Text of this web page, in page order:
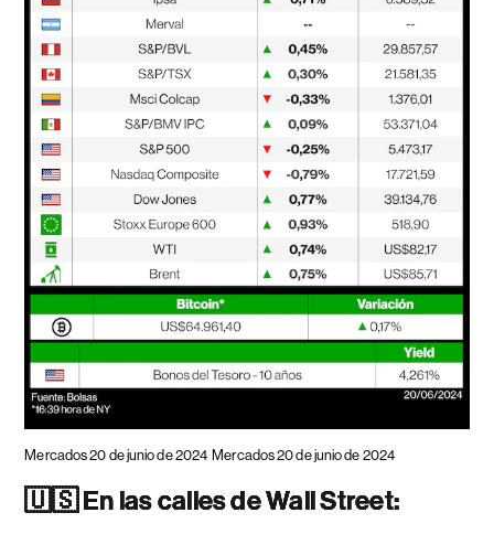
Mercados 20 de junio de 2024 Mercados 20 de junio de 2024
🇺🇸 En las calles de Wall Street: